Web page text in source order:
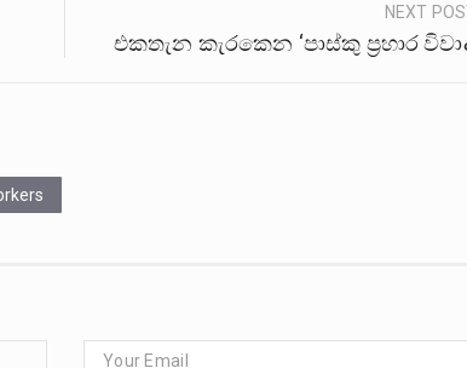
NEXT
එකතැන කැරකෙන ‘පාස්කු ප්‍රහාර